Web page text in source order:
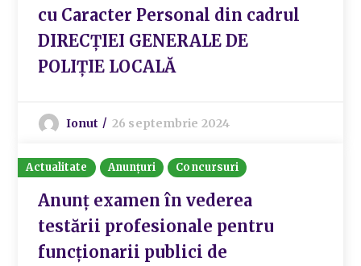
cu Caracter Personal din cadrul
DIRECȚIEI GENERALE DE
POLIȚIE LOCALĂ
Ionut 26 septembrie 2024
Actualitate Anunțuri Concursuri
Anunț examen în vederea
testării profesionale pentru
funcționarii publici de